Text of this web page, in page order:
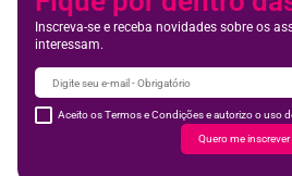
Inscreva-se e receba novidades sobre os
interessam.
Aceito os Termos e Condições e autorizo o uso
Quero me inscrever